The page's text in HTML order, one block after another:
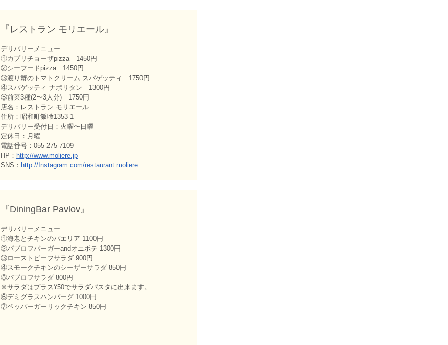
『レストラン モリエール』
デリバリーメニュー
①カプリチョーザpizza 1450円
②シーフードpizza 1450円
③渡り蟹のトマトクリーム スパゲッティ 1750円
④スパゲッティ ナポリタン 1300円
⑤前菜3種(2〜3人分) 1750円
店名：レストラン モリエール
住所：昭和町飯喰1353-1
デリバリー受付日：火曜〜日曜
定休日：月曜
電話番号：055-275-7109
HP： http://www.moliere.jp
SNS： http://Instagram.com/restaurant.moliere
『DiningBar Pavlov』
デリバリーメニュー
①海老とチキンのパエリア 1100円
②パブロフバーガーandオニポテ 1300円
③ローストビーフサラダ 900円
④スモークチキンのシーザーサラダ 850円
⑤パブロフサラダ 800円
※サラダはプラス¥50でサラダパスタに出来ます。
⑥デミグラスハンバーグ 1000円
⑦ペッパーガーリックチキン 850円